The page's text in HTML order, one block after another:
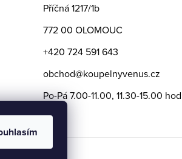
Příčná 1217/1b
772 00 OLOMOUC
+420 724 591 643
obchod@koupelnyvenus.cz
Po-Pá 7.00-11.00, 11.30-15.00 hod